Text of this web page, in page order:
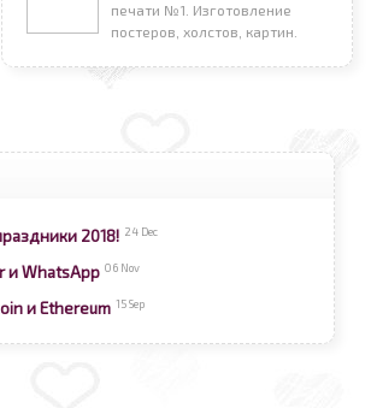
печати №1. Изготовление
постеров, холстов, картин.
2018! 24 Dec
и WhatsApp 06 Nov
и Ethereum 15 Sep